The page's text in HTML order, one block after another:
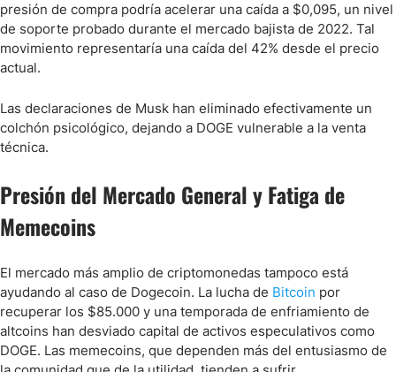
presión de compra podría acelerar una caída a $0,095, un nivel
de soporte probado durante el mercado bajista de 2022. Tal
movimiento representaría una caída del 42% desde el precio
actual.
Las declaraciones de Musk han eliminado efectivamente un
colchón psicológico, dejando a DOGE vulnerable a la venta
técnica.
Presión del Mercado General y Fatiga de
Memecoins
El mercado más amplio de criptomonedas tampoco está
ayudando al caso de Dogecoin. La lucha de Bitcoin por
recuperar los $85.000 y una temporada de enfriamiento de
altcoins han desviado capital de activos especulativos como
DOGE. Las memecoins, que dependen más del entusiasmo de